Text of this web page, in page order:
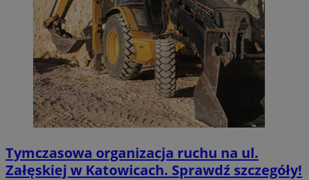
Tymczasowa organizacja ruchu na ul.
Załęskiej w Katowicach. Sprawdź szczegóły!